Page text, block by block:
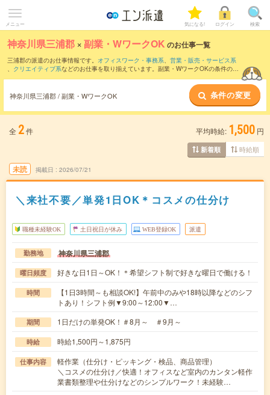
メニュー 気になる! ログイン 検索
神奈川県三浦郡 ×副業・WワークOK のお仕事一覧
三浦郡の派遣のお仕事情報です。 オフィスワーク・事務系、 営業・販売・サービス系
、 クリエイティブ系などのお仕事を取り揃えています。副業・WワークOKの条件の他
神奈川県三浦郡 / 副業・WワークOK 条件の変更
全 2件 平均時給: 1,500 円
新着順 時給順
未読 掲載日 2026/07/21
＼来社不要／単発1日OK＊コスメの仕分け
職種未経験OK 土日祝日が休み WEB登録OK 派遣
勤務地 神奈川県三浦郡
曜日頻度 好きな日1日～OK！＊希望シフト制で好きな曜日で働ける！
時間
【1日3時間～も相談OK!】午前中のみや18時以降などのシフ
トあり！シフト例▼9:00～12:00▼…
期間 1日だけの単発OK！＃8月～ ＃9月～
時給 時給1,500円～1,875円
仕事内容
軽作業（仕分け・ピッキング・検品、商品管理）
＼コスメの仕分け／快適！オフィスなど室内のカンタン軽作
業書類整理や仕分けなどのシンプルワーク！未経験…